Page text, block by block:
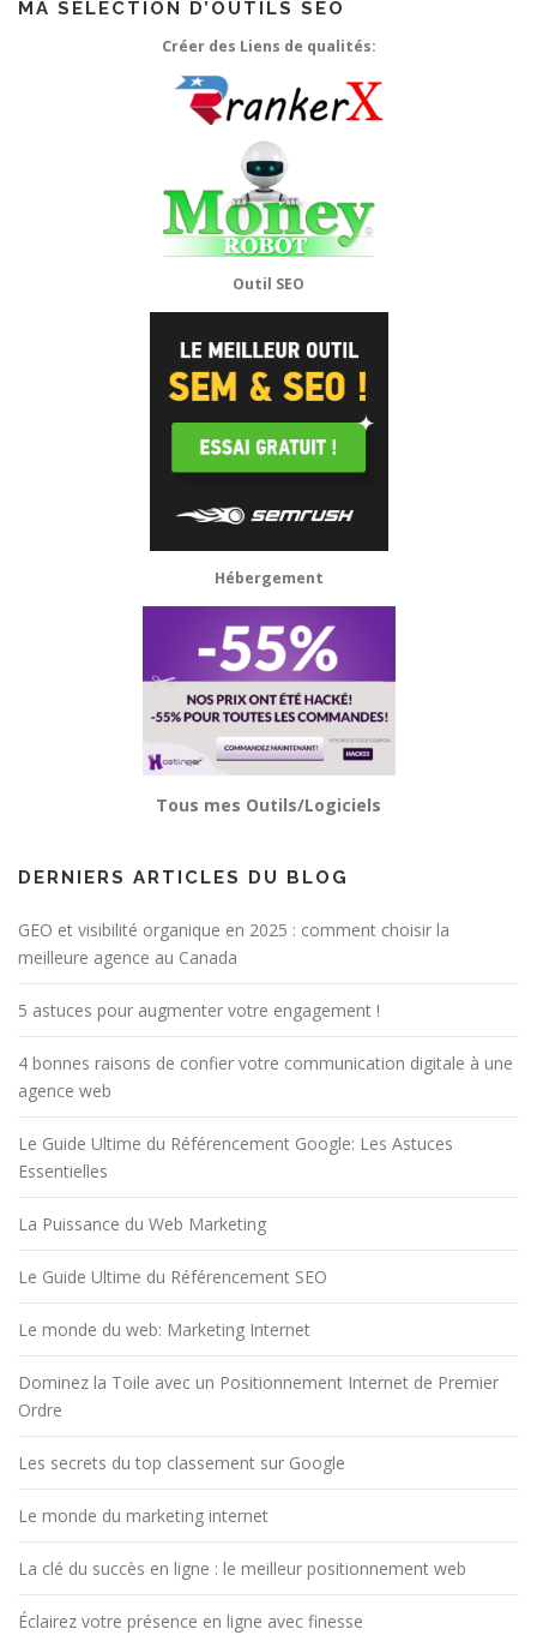
MA SÉLECTION D’OUTILS SEO
Créer des Liens de qualités:
Outil SEO
Hébergement
Tous mes Outils/Logiciels
DERNIERS ARTICLES DU BLOG
GEO et visibilité organique en 2025 : comment choisir la
meilleure agence au Canada
5 astuces pour augmenter votre engagement !
4 bonnes raisons de confier votre communication digitale à une
agence web
Le Guide Ultime du Référencement Google: Les Astuces
Essentielles
La Puissance du Web Marketing
Le Guide Ultime du Référencement SEO
Le monde du web: Marketing Internet
Dominez la Toile avec un Positionnement Internet de Premier
Ordre
Les secrets du top classement sur Google
Le monde du marketing internet
La clé du succès en ligne : le meilleur positionnement web
Éclairez votre présence en ligne avec finesse